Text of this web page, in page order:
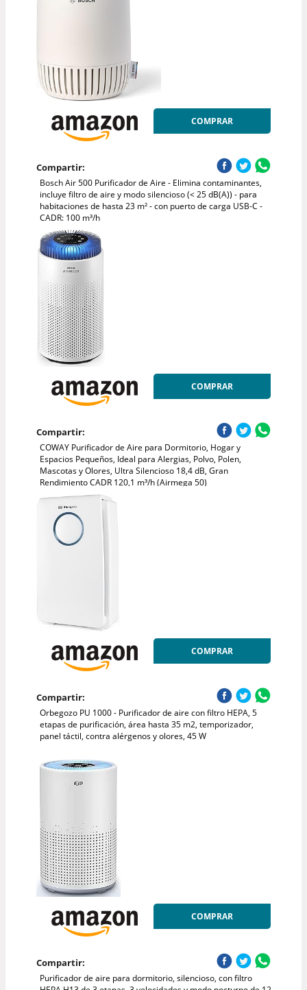
COMPRAR
Compartir:
Bosch Air 500 Purificador de Aire - Elimina contaminantes,
incluye filtro de aire y modo silencioso (< 25 dB(A)) - para
habitaciones de hasta 23 m² - con puerto de carga USB-C -
CADR: 100 m³/h
COMPRAR
Compartir:
COWAY Purificador de Aire para Dormitorio, Hogar y
Espacios Pequeños, Ideal para Alergias, Polvo, Polen,
Mascotas y Olores, Ultra Silencioso 18,4 dB, Gran
Rendimiento CADR 120,1 m³/h (Airmega 50)
COMPRAR
Compartir:
Orbegozo PU 1000 - Purificador de aire con filtro HEPA, 5
etapas de purificación, área hasta 35 m2, temporizador,
panel táctil, contra alérgenos y olores, 45 W
COMPRAR
Compartir:
Purificador de aire para dormitorio, silencioso, con filtro